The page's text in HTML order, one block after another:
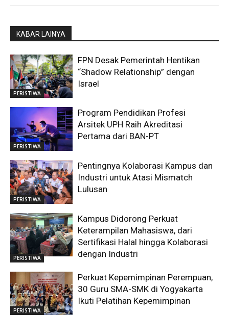
KABAR LAINYA
PERISTIWA
FPN Desak Pemerintah Hentikan
“Shadow Relationship” dengan
Israel
PERISTIWA
Program Pendidikan Profesi
Arsitek UPH Raih Akreditasi
Pertama dari BAN-PT
PERISTIWA
Pentingnya Kolaborasi Kampus dan
Industri untuk Atasi Mismatch
Lulusan
PERISTIWA
Kampus Didorong Perkuat
Keterampilan Mahasiswa, dari
Sertifikasi Halal hingga Kolaborasi
dengan Industri
PERISTIWA
Perkuat Kepemimpinan Perempuan,
30 Guru SMA-SMK di Yogyakarta
Ikuti Pelatihan Kepemimpinan